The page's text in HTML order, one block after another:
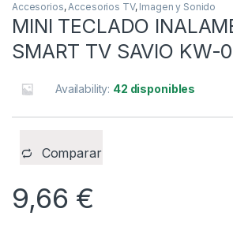
Accesorios,Accesorios TV, Imagen y Sonido
MINI TECLADO
SMART TV SAVIO KW-
Availability: 42 disponibles
Comparar
9,66 €